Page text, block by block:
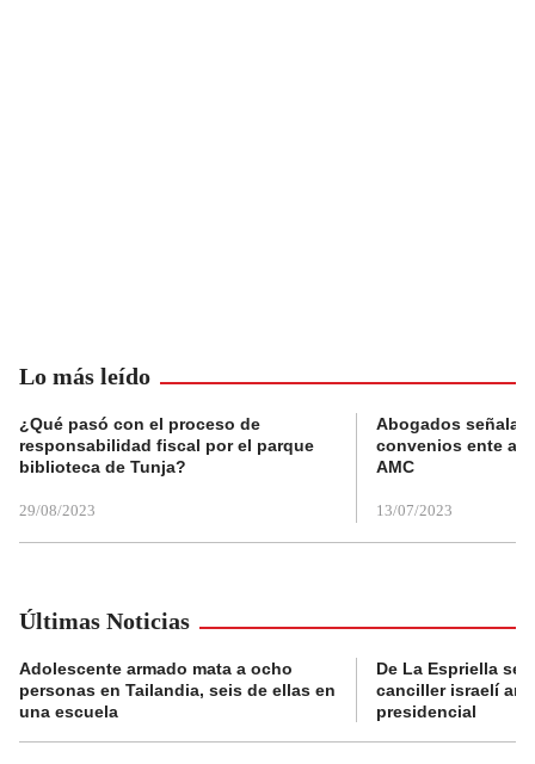
Lo más leído
¿Qué pasó con el proceso de
responsabilidad fiscal por el parque
biblioteca de Tunja?
29/08/2023
Abogados
convenios ente
AMC
13/07/2023
Últimas Noticias
Adolescente armado mata a ocho
personas en Tailandia, seis de ellas en
una escuela
De La Espriella se
canciller israelí
presidencial